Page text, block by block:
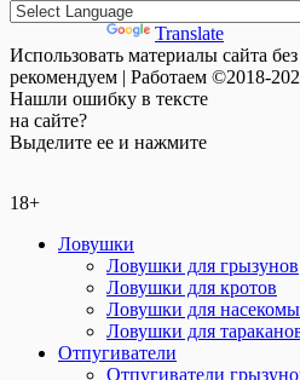
Translate
Использовать материалы сайта
рекомендуем | Работаем ©2018-
Нашли ошибку в тексте
на сайте?
Выделите ее и нажмите
18+
Ловушки
Ловушки для грызунов
Ловушки для кротов
Ловушки для
Ловушки для
Отпугиватели
Отпугиватели